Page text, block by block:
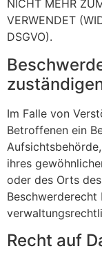
NICHT MEHR
VERWENDET
DSGVO).
Im Falle von
Betroffenen ein
ihres
oder des Orts
Recht auf